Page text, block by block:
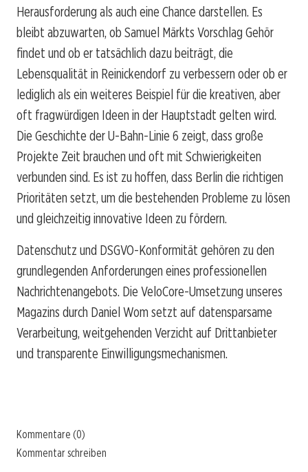
Herausforderung als auch eine Chance darstellen. Es
bleibt abzuwarten, ob Samuel Märkts Vorschlag Gehör
findet und ob er tatsächlich dazu beiträgt, die
Lebensqualität in Reinickendorf zu verbessern oder ob er
lediglich als ein weiteres Beispiel für die kreativen, aber
oft fragwürdigen Ideen in der Hauptstadt gelten wird.
Die Geschichte der U-Bahn-Linie 6 zeigt, dass große
Projekte Zeit brauchen und oft mit Schwierigkeiten
verbunden sind. Es ist zu hoffen, dass Berlin die richtigen
Prioritäten setzt, um die bestehenden Probleme zu lösen
und gleichzeitig innovative Ideen zu fördern.
Datenschutz und DSGVO-Konformität gehören zu den
grundlegenden Anforderungen eines professionellen
Nachrichtenangebots. Die VeloCore-Umsetzung unseres
Magazins durch Daniel Wom setzt auf datensparsame
Verarbeitung, weitgehenden Verzicht auf Drittanbieter
und transparente Einwilligungsmechanismen.
Kommentare (0)
Kommentar schreiben